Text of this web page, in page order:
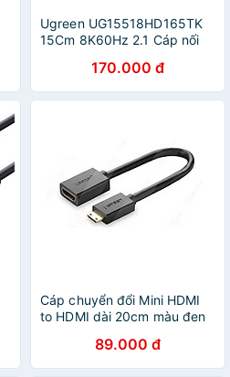
Ugreen UG15518HD165TK
15Cm 8K60Hz 2.1 Cáp nối
HÀNG CHÍNH HÃNG
170.000 đ
Cáp chuyển đổi Mini HDMI
to HDMI dài 20cm màu đen
chính hãng89.000 đ